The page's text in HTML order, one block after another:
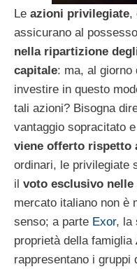
Le azioni privilegiate,
assicurano al
nella ripartizione
capitale: ma, al giorno
investire in questo
tali azioni? Bisogna
vantaggio sopracitato e
viene offerto rispetto
ordinari, le privilegiate
il voto esclusivo
mercato italiano non è
senso; a parte Exor, la
proprietà della famiglia
rappresentano i gruppi